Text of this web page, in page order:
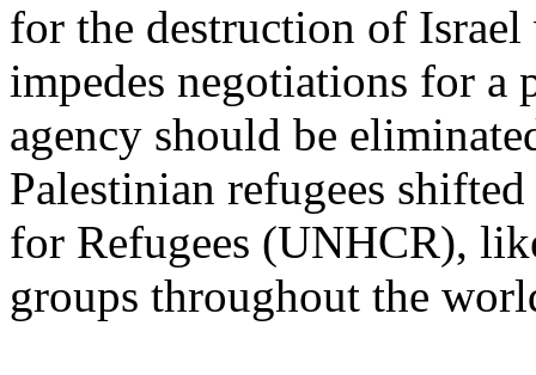
for the destruction of
impedes negotiations for a
agency should be
Palestinian refugees
for Refugees (UNHCR),
groups throughout the